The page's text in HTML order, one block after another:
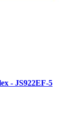
- JS922EF-5